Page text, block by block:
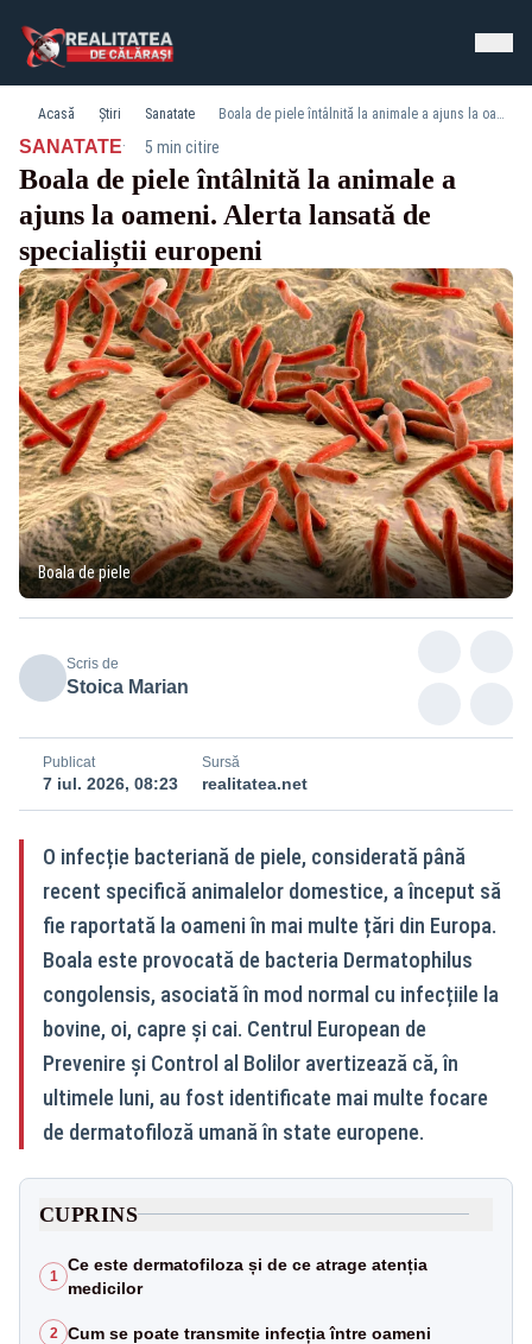
Acasă Știri Sanatate Boala de piele întâlnită la animale a ajuns la oameni. Alerta lansată de specialiștii europeni
SANATATE· 5 min citire
Boala de piele întâlnită la animale a
ajuns la oameni. Alerta lansată de
specialiștii europeni
Boala de piele
Scris de
Stoica Marian
Publicat
7 iul. 2026, 08:23
Sursă
realitatea.net
O infecție bacteriană de piele, considerată până
recent specifică animalelor domestice, a început să
fie raportată la oameni în mai multe țări din Europa.
Boala este provocată de bacteria Dermatophilus
congolensis, asociată în mod normal cu infecțiile la
bovine, oi, capre și cai. Centrul European de
Prevenire și Control al Bolilor avertizează că, în
ultimele luni, au fost identificate mai multe focare
de dermatofiloză umană în state europene.
CUPRINS
1
Ce este dermatofiloza și de ce atrage atenția
medicilor
2 Cum se poate transmite infecția între oameni